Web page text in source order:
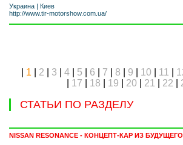
Украина
Киев
http://www.tir-motorshow.com.ua/
1 2 3 4| 5 6 7 8 9 10 11
17 18 19 20 21 22
СТАТЬИ ПО РАЗДЕЛУ
NISSAN RESONANCE - КОНЦЕПТ-КАР ИЗ БУДУЩЕГО